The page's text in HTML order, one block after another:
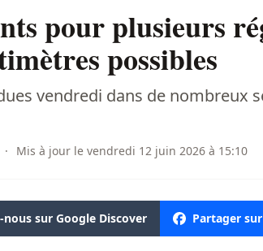
pour plusieurs
possibles
vendredi dans de nombreux
· Mis à jour le vendredi 12 juin 2026 à 15:10
nous sur Google Discover Partager